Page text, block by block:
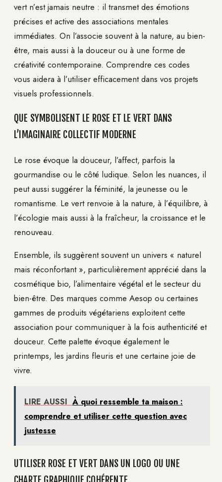
vert n’est jamais neutre : il transmet des émotions
précises et active des associations mentales
immédiates. On l’associe souvent à la nature, au bien-
être, mais aussi à la douceur ou à une forme de
créativité contemporaine. Comprendre ces codes
vous aidera à l’utiliser efficacement dans vos projets
visuels professionnels.
QUE SYMBOLISENT LE ROSE ET LE VERT DANS
L’IMAGINAIRE COLLECTIF MODERNE
Le rose évoque la douceur, l’affect, parfois la
gourmandise ou le côté ludique. Selon les nuances, il
peut aussi suggérer la féminité, la jeunesse ou le
romantisme. Le vert renvoie à la nature, à l’équilibre, à
l’écologie mais aussi à la fraîcheur, la croissance et le
renouveau.
Ensemble, ils suggèrent souvent un univers « naturel
mais réconfortant », particulièrement apprécié dans la
cosmétique bio, l’alimentaire végétal et le secteur du
bien-être. Des marques comme Aesop ou certaines
gammes de produits végétariens exploitent cette
association pour communiquer à la fois authenticité et
douceur. Cette palette évoque également le
printemps, les jardins fleuris et une certaine joie de
vivre.
LIRE AUSSI À quoi ressemble ta maison :
comprendre et utiliser cette question avec
justesse
UTILISER ROSE ET VERT DANS UN LOGO OU UNE